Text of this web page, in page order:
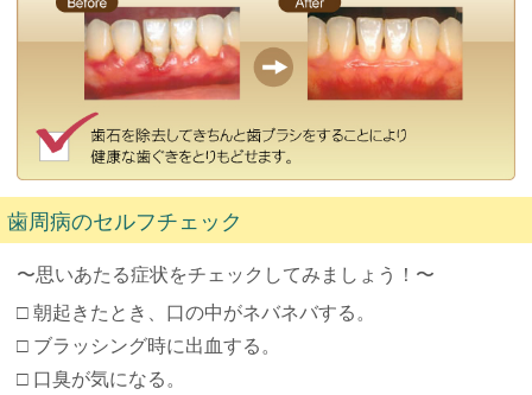
歯周病のセルフチェック
〜思いあたる症状をチェックしてみましょう！〜
□ 朝起きたとき、口の中がネバネバする。
□ ブラッシング時に出血する。
□ 口臭が気になる。